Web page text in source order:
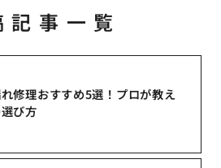
記事一覧
修理おすすめ5選！プロが教え
び方